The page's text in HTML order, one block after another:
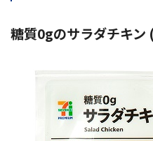
糖質0gのサラダチキン